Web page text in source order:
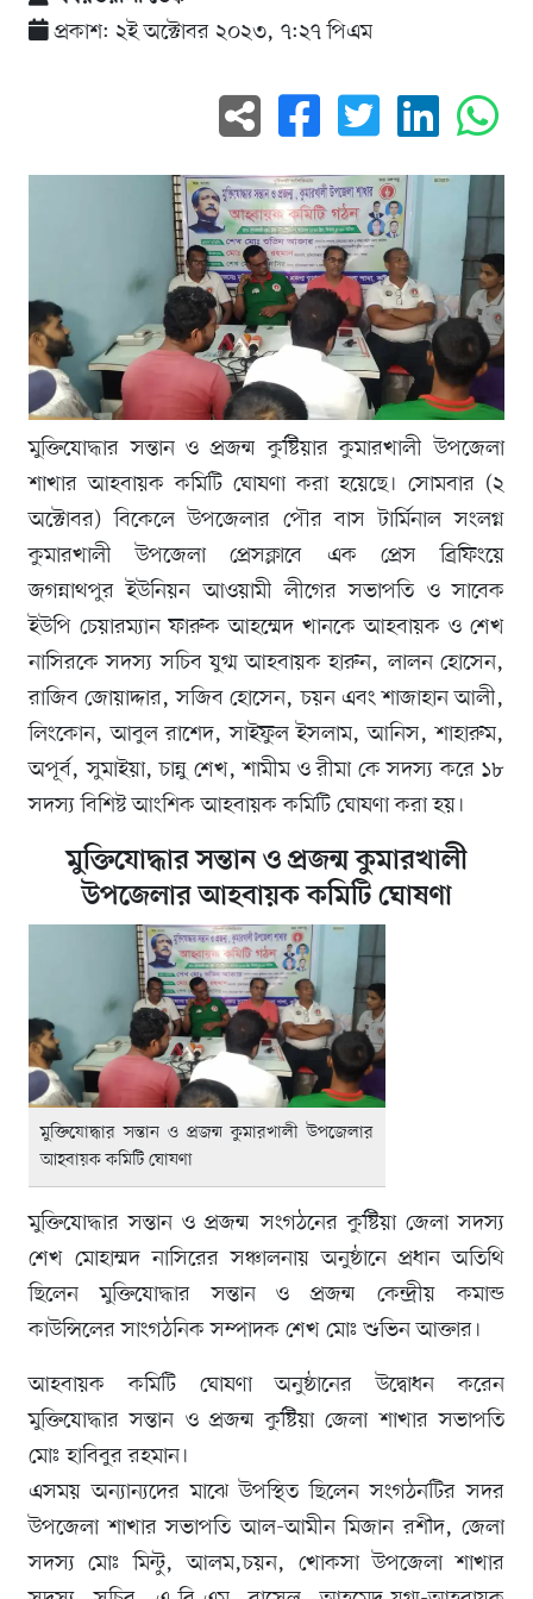
প্রকাশ: ২ই অক্টোবর ২০২৩, ৭:২৭ পিএম
মুক্তিযোদ্ধার সন্তান ও প্রজন্ম কুষ্টিয়ার কুমারখালী উপজেলা
শাখার আহবায়ক কমিটি ঘোষণা করা হয়েছে। সোমবার (২
অক্টোবর) বিকেলে উপজেলার পৌর বাস টার্মিনাল সংলগ্ন
কুমারখালী উপজেলা প্রেসক্লাবে এক প্রেস ব্রিফিংয়ে
জগন্নাথপুর ইউনিয়ন আওয়ামী লীগের সভাপতি ও সাবেক
ইউপি চেয়ারম্যান ফারুক আহম্মেদ খানকে আহবায়ক ও শেখ
নাসিরকে সদস্য সচিব যুগ্ম আহবায়ক হারুন, লালন হোসেন,
রাজিব জোয়াদ্দার, সজিব হোসেন, চয়ন এবং শাজাহান আলী,
লিংকোন, আবুল রাশেদ, সাইফুল ইসলাম, আনিস, শাহারুম,
অপূর্ব, সুমাইয়া, চান্নু শেখ, শামীম ও রীমা কে সদস্য করে ১৮
সদস্য বিশিষ্ট আংশিক আহবায়ক কমিটি ঘোষণা করা হয়।
মুক্তিযোদ্ধার সন্তান ও প্রজন্ম কুমারখালী
উপজেলার আহবায়ক কমিটি ঘোষণা
মুক্তিযোদ্ধার সন্তান ও প্রজন্ম কুমারখালী উপজেলার
আহবায়ক কমিটি ঘোষণা
মুক্তিযোদ্ধার সন্তান ও প্রজন্ম সংগঠনের কুষ্টিয়া জেলা সদস্য
শেখ মোহাম্মদ নাসিরের সঞ্চালনায় অনুষ্ঠানে প্রধান অতিথি
ছিলেন মুক্তিযোদ্ধার সন্তান ও প্রজন্ম কেন্দ্রীয় কমান্ড
কাউন্সিলের সাংগঠনিক সম্পাদক শেখ মোঃ শুভিন আক্তার।
আহবায়ক কমিটি ঘোষণা অনুষ্ঠানের উদ্বোধন করেন
মুক্তিযোদ্ধার সন্তান ও প্রজন্ম কুষ্টিয়া জেলা শাখার সভাপতি
মোঃ হাবিবুর রহমান।
এসময় অন্যান্যদের মাঝে উপস্থিত ছিলেন সংগঠনটির সদর
উপজেলা শাখার সভাপতি আল-আমীন মিজান রশীদ, জেলা
সদস্য মোঃ মিন্টু, আলম,চয়ন, খোকসা উপজেলা শাখার